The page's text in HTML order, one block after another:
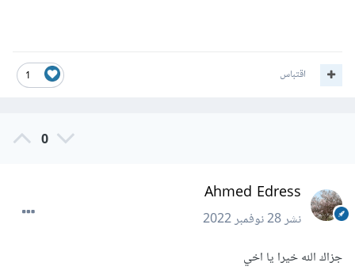
1 اقتباس
0
Ahmed Edress
نشر28 نوفمبر 2022
جزاك الله خيرا يا اخي